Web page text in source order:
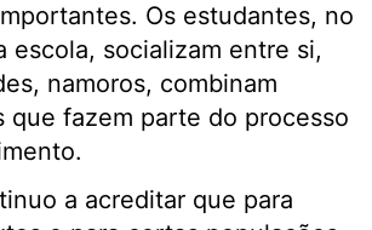
Os estudantes, no
escola, socializam entre si,
namoros, combinam
que fazem parte do processo
a acreditar que para